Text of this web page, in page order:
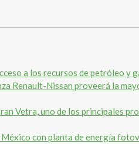
a los recursos de petróleo y
Renault-Nissan proveerá la
Vetra, uno de los principales
con planta de energía